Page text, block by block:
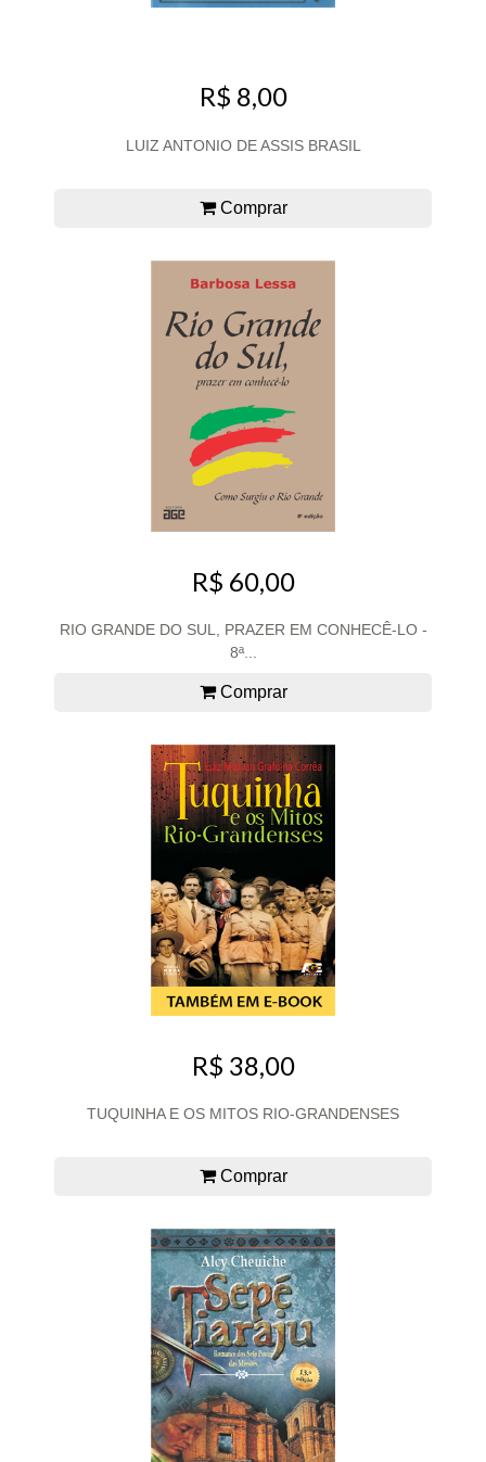
R$ 8,00
LUIZ ANTONIO DE ASSIS BRASIL
Comprar
R$ 60,00
RIO GRANDE DO SUL, PRAZER EM CONHECÊ-LO -
8ª...
Comprar
R$ 38,00
TUQUINHA E OS MITOS RIO-GRANDENSES
Comprar